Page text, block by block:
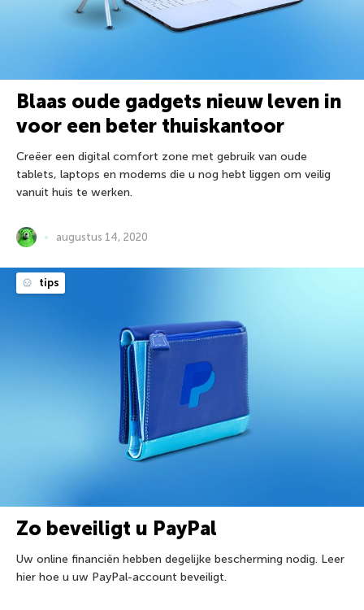
Blaas oude gadgets nieuw leven in
voor een beter thuiskantoor
Creëer een digital comfort zone met gebruik van oude
tablets, laptops en modems die u nog hebt liggen om veilig
vanuit huis te werken.
augustus 14, 2020
tips
Zo beveiligt u PayPal
Uw online financiën hebben degelijke bescherming nodig. Leer
hier hoe u uw PayPal-account beveiligt.